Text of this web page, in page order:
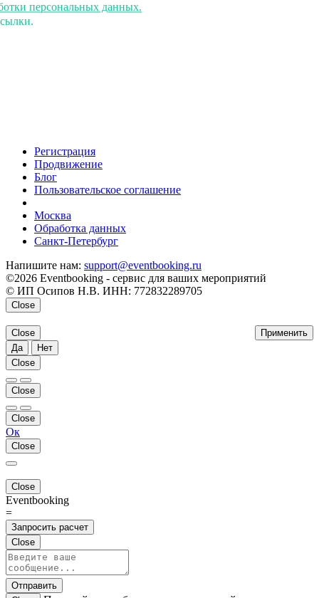
персональных данных.
Регистрация
Продвижение
Блог
Пользовательское соглашение
Москва
Обработка данных
Санкт-Петербург
Напишите нам: support@eventbooking.ru
©2026 Eventbooking - сервис для ваших мероприятий
© ИП Осипов Н.В. ИНН: 772832289705
Close
Применить
Close
Да
Нет
Close
Close
Close
Ок
Close
Close
Eventbooking
=
Запросить расчет
Close
Отправить